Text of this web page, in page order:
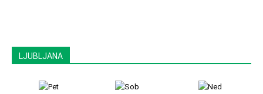
LJUBLJANA